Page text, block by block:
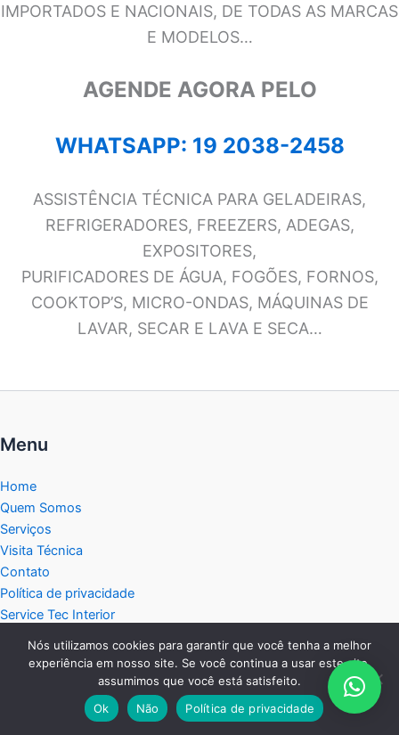
IMPORTADOS E NACIONAIS, DE TODAS AS MARCAS
E MODELOS…
AGENDE AGORA PELO
WHATSAPP: 19 2038-2458
ASSISTÊNCIA TÉCNICA PARA GELADEIRAS,
REFRIGERADORES, FREEZERS, ADEGAS,
EXPOSITORES,
PURIFICADORES DE ÁGUA, FOGÕES, FORNOS,
COOKTOP’S, MICRO-ONDAS, MÁQUINAS DE
LAVAR, SECAR E LAVA E SECA…
Menu
Home
Quem Somos
Serviços
Visita Técnica
Contato
Política de privacidade
Service Tec Interior
Mapa do Site
Central de Atendimento:
Nós utilizamos cookies para garantir que você tenha a melhor
experiência em nosso site. Se você continua a usar este site,
assumimos que você está satisfeito.
Ok
Não Política de privacidade